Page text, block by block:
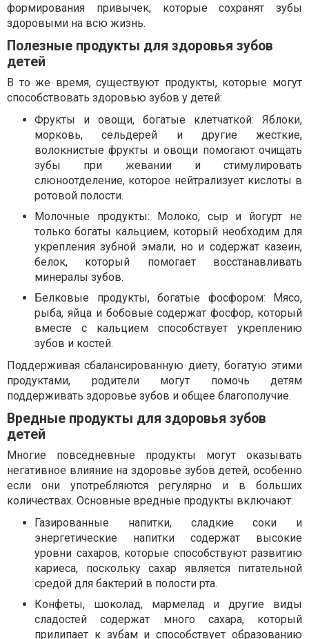
формирования привычек, которые сохранят зубы
здоровыми на всю жизнь.
Полезные продукты для здоровья зубов
детей
В то же время, существуют продукты, которые могут
способствовать здоровью зубов у детей:
Фрукты и овощи, богатые клетчаткой: Яблоки,
морковь, сельдерей и другие жесткие,
волокнистые фрукты и овощи помогают очищать
зубы при жевании и стимулировать
слюноотделение, которое нейтрализует кислоты в
ротовой полости.
Молочные продукты: Молоко, сыр и йогурт не
только богаты кальцием, который необходим для
укрепления зубной эмали, но и содержат казеин,
белок, который помогает восстанавливать
минералы зубов.
Белковые продукты, богатые фосфором: Мясо,
рыба, яйца и бобовые содержат фосфор, который
вместе с кальцием способствует укреплению
зубов и костей.
Поддерживая сбалансированную диету, богатую этими
продуктами, родители могут помочь детям
поддерживать здоровье зубов и общее благополучие.
Вредные продукты для здоровья зубов
детей
Многие повседневные продукты могут оказывать
негативное влияние на здоровье зубов детей, особенно
если они употребляются регулярно и в больших
количествах. Основные вредные продукты включают:
Газированные напитки, сладкие соки и
энергетические напитки содержат высокие
уровни сахаров, которые способствуют развитию
кариеса, поскольку сахар является питательной
средой для бактерий в полости рта.
Конфеты, шоколад, мармелад и другие виды
сладостей содержат много сахара, который
прилипает к зубам и способствует образованию